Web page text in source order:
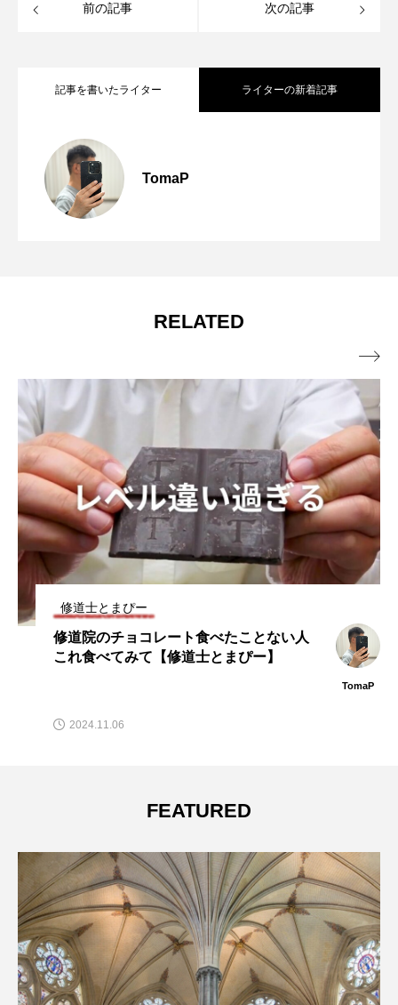
前の記事 次の記事
記事を書いたライター ライターの新着記事
TomaP
2026.07.29
2026.07.15
く紹介
RELATED
修道士とまぴー
修道院のチョコレート食べたことない人
これ食べてみて【修道士とまぴー】
TomaP
2024.11.06

FEATURED